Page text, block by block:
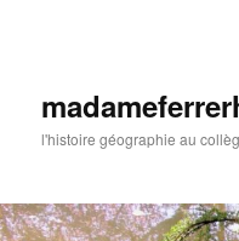
l'histoire géographie au